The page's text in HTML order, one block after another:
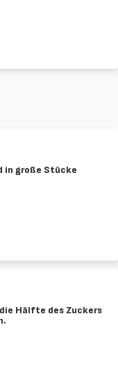
in große Stücke
Hälfte des Zuckers